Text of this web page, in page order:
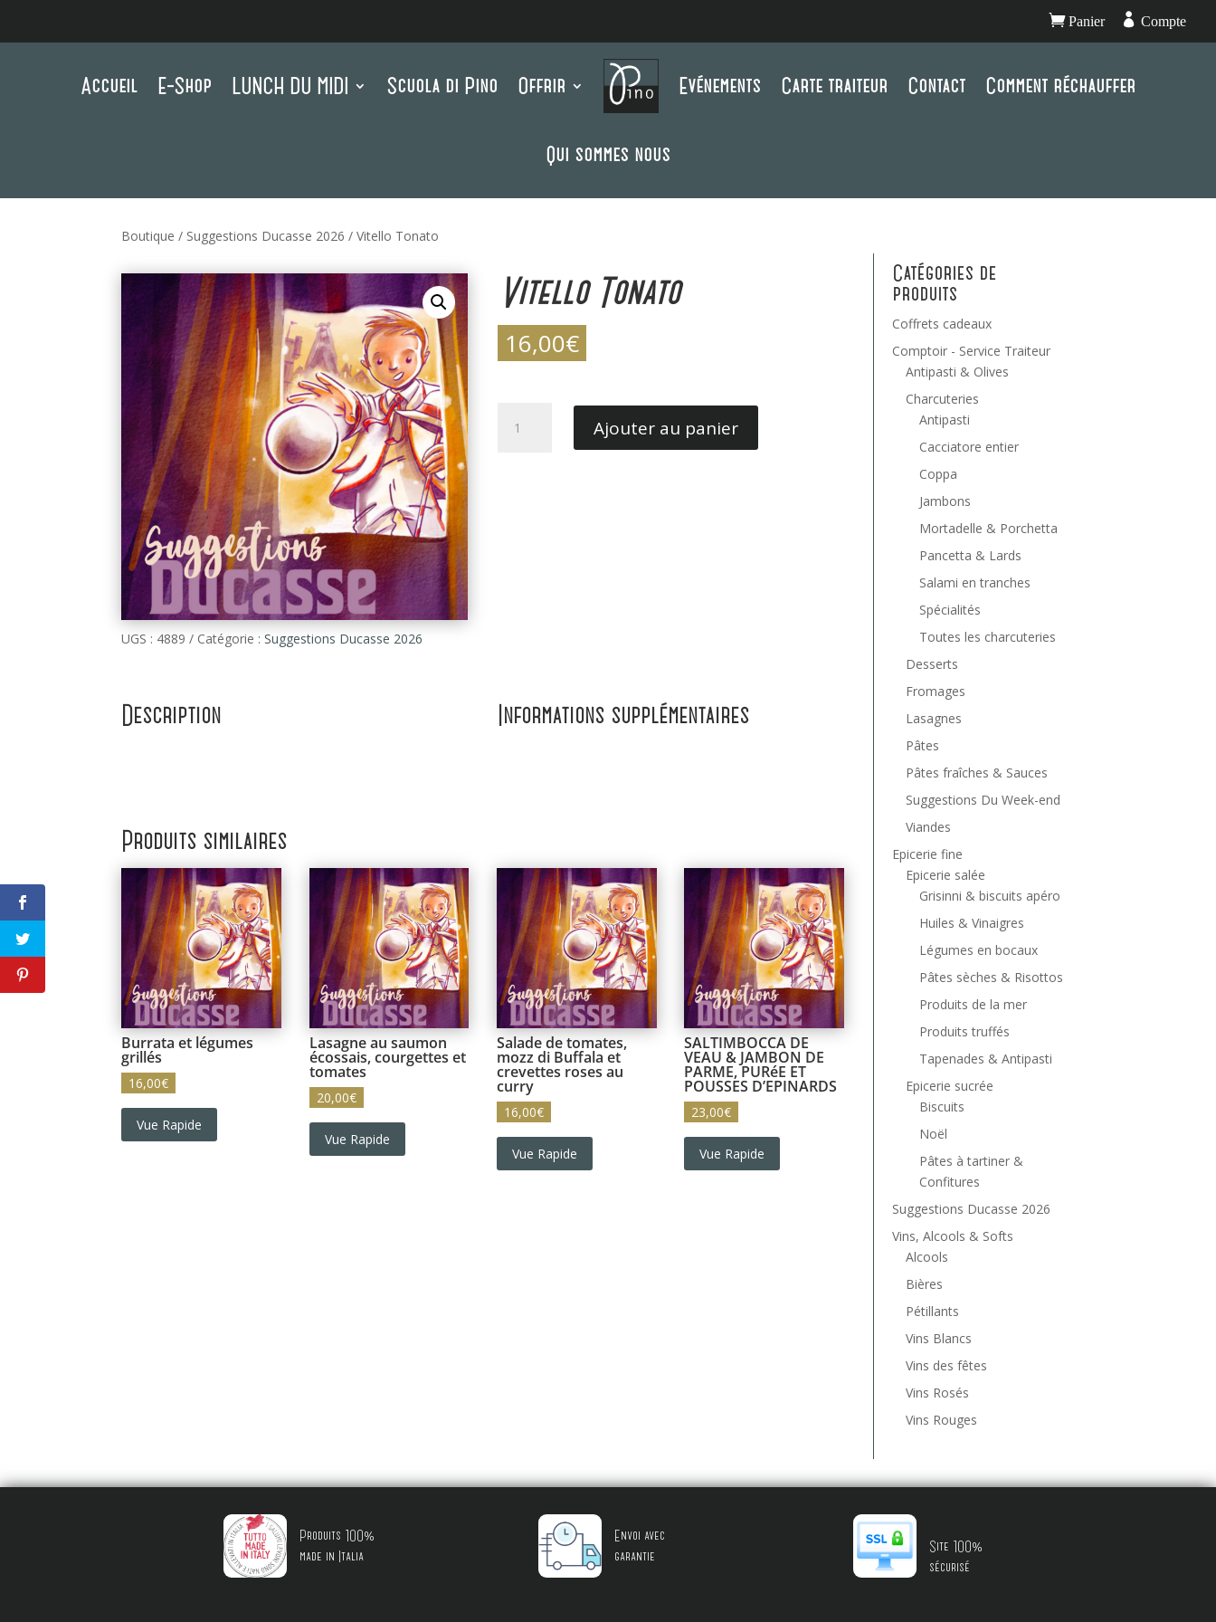
Panier  Compte
Accueil E-Shop LUNCH DU MIDI Scuola di Pino Offrir Evénements Carte traiteur Contact Comment réchauffer
Qui sommes nous
Boutique / Suggestions Ducasse 2026 / Vitello Tonato
UGS : 4889 Catégorie :Suggestions Ducasse 2026
Vitello Tonato
16,00€
Ajouter au panier
Description Informations supplémentaires
Produits similaires
Burrata et légumes
grillés
16,00€
Vue Rapide
Lasagne au saumon
écossais, courgettes et
tomates
20,00€
Vue Rapide
Salade de tomates,
mozz di Buffala et
crevettes roses au
curry
16,00€
Vue Rapide
SALTIMBOCCA DE
VEAU & JAMBON DE
PARME, PURéE ET
POUSSES D’EPINARDS
23,00€
Vue Rapide
Catégories de
produits
Coffrets cadeaux
Comptoir - Service Traiteur
Antipasti & Olives
Charcuteries
Antipasti
Cacciatore entier
Coppa
Jambons
Mortadelle & Porchetta
Pancetta & Lards
Salami en tranches
Spécialités
Toutes les charcuteries
Desserts
Fromages
Lasagnes
Pâtes
Pâtes fraîches & Sauces
Suggestions Du Week-end
Viandes
Epicerie fine
Epicerie salée
Grisinni & biscuits apéro
Huiles & Vinaigres
Légumes en bocaux
Pâtes sèches & Risottos
Produits de la mer
Produits truffés
Tapenades & Antipasti
Epicerie sucrée
Biscuits
Noël
Pâtes à tartiner &
Confitures
Suggestions Ducasse 2026
Vins, Alcools & Softs
Alcools
Bières
Pétillants
Vins Blancs
Vins des fêtes
Vins Rosés
Vins Rouges
Produits 100%
made in Italia
Envoi avec
garantie
Site 100%
sécurisé